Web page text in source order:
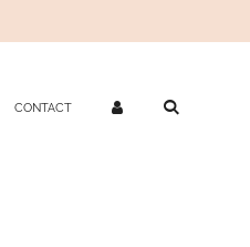
CONTACT